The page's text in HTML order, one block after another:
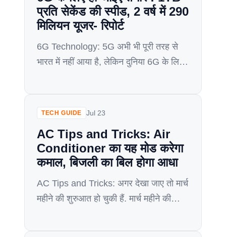
प्रति सेकेंड की स्पीड, 2 वर्ष में 290
मिलियन यूजर- रिपोर्ट
6G Technology: 5G अभी भी पूरी तरह से
भारत में नहीं आया है, लेकिन दुनिया 6G के लिए
मिलियन यूजर तक पहुंच सकता है। 6G 5G से
TECH GUIDE Jul 23
AC Tips and Tricks: Air
Conditioner का यह मोड करेगा
कमाल, बिजली का बिल होगा आधा
AC Tips and Tricks: अगर देखा जाए तो मार्च
महीने की शुरुआत हो चुकी हैं. मार्च महीने की